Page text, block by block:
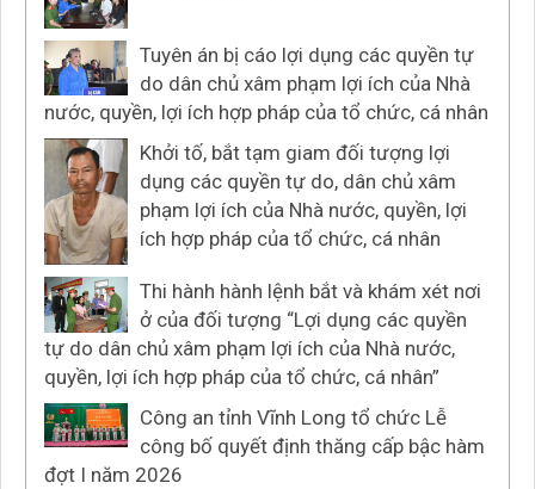
Tuyên án bị cáo lợi dụng các quyền tự
do dân chủ xâm phạm lợi ích của Nhà
nước, quyền, lợi ích hợp pháp của tổ chức, cá nhân
Khởi tố, bắt tạm giam đối tượng lợi
dụng các quyền tự do, dân chủ xâm
phạm lợi ích của Nhà nước, quyền, lợi
ích hợp pháp của tổ chức, cá nhân
Thi hành hành lệnh bắt và khám xét nơi
ở của đối tượng “Lợi dụng các quyền
tự do dân chủ xâm phạm lợi ích của Nhà nước,
quyền, lợi ích hợp pháp của tổ chức, cá nhân”
Công an tỉnh Vĩnh Long tổ chức Lễ
công bố quyết định thăng cấp bậc hàm
đợt I năm 2026